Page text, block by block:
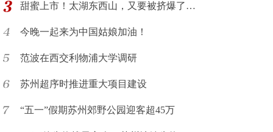
甜蜜上市！太湖东西山，又要被挤爆了…
今晚一起来为中国姑娘加油！
范波在西交利物浦大学调研
苏州超序时推进重大项目建设
“五一”假期苏州郊野公园迎客超45万